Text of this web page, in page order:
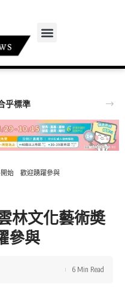
乎標準
開始 歡迎踴躍參與
林文化藝術奬
參與
6 Min Read